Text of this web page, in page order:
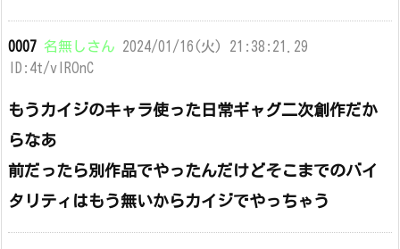
0007 名無しさん 2024/01/16(火) 21:38:21.29
ID:4t/vIROnC
もうカイジのキャラ使った日常ギャグ二次創作だか
らなあ
前だったら別作品でやったんだけどそこまでのバイ
タリティはもう無いからカイジでやっちゃう